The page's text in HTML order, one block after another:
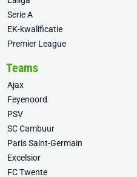
Serie A
EK-kwalificatie
Premier League
Teams
Ajax
Feyenoord
PSV
SC Cambuur
Paris Saint-Germain
Excelsior
FC Twente